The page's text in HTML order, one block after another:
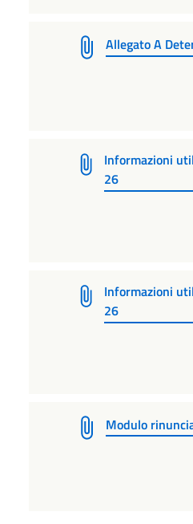
Allegato A
Informazioni
26
Informazioni
26
Modulo